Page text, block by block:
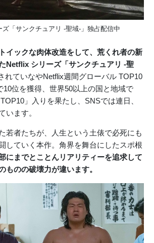
ズ「サンクチュアリ -聖域-」独占配信中
イックな肉体改造をして、荒くれ者の新
Netflix シリーズ「サンクチュアリ -聖
れていなやNetflix週間グローバル TOP10
10位を獲得、世界50以上の国と地域で
」入りを果たし、SNSでは連日、
います。
若者たちが、人生という土俵で必死にも
していく本作。角界を舞台にしたスポ根
にまでとことんリアリティーを追求して
ものの破壊力が違います。